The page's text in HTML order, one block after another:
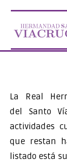
contenido
La Real
del Santo
actividades
que restan
listado está